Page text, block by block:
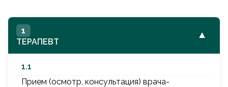
1
ТЕРАПЕВТ
▼
1.1
Прием (осмотр, консультация) врача-